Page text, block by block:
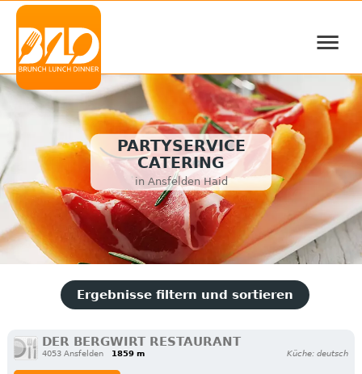
≡
PARTYSERVICE
CATERING
in Ansfelden Haid
Ergebnisse filtern und sortieren
DER BERGWIRT RESTAURANT
4053 Ansfelden 1859 m Küche: deutsch